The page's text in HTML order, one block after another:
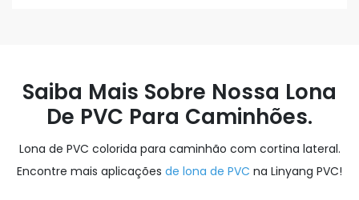
Saiba Mais Sobre Nossa Lona
De PVC Para Caminhões.
Lona de PVC colorida para caminhão com cortina lateral.
Encontre mais aplicações de lona de PVC na Linyang PVC!